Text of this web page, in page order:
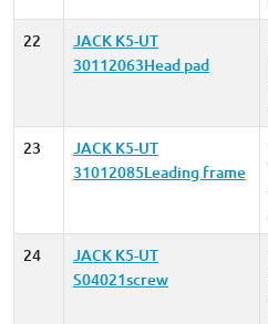
22
JACK K5-UT
30112063Head pad
23
JACK K5-UT
31012085Leading frame
24
JACK K5-UT
S04021screw